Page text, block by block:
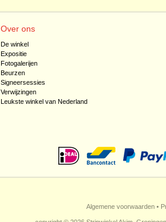
Over ons
De winkel
Expositie
Fotogalerijen
Beurzen
Signeersessies
Verwijzingen
Leukste winkel van Nederland
Algemene voorwaarden •